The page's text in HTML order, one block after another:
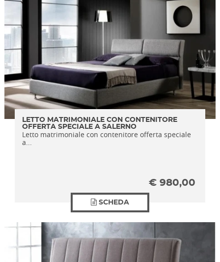
LETTO MATRIMONIALE CON CONTENITORE
OFFERTA SPECIALE A SALERNO
Letto matrimoniale con contenitore offerta speciale
a...
€ 980,00
SCHEDA